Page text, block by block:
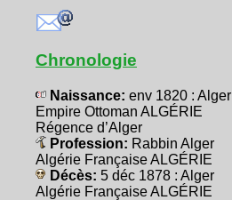
Chronologie
Naissance: env 1820 : Alger
Empire Ottoman ALGÉRIE
Régence d’Alger
Profession: Rabbin Alger
Algérie Française ALGÉRIE
Décès: 5 déc 1878 : Alger
Algérie Française ALGÉRIE